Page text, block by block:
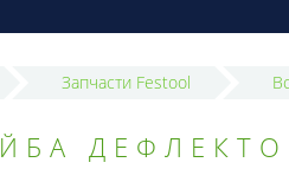
Запчасти Festool
ДЕФЛЕКТОР